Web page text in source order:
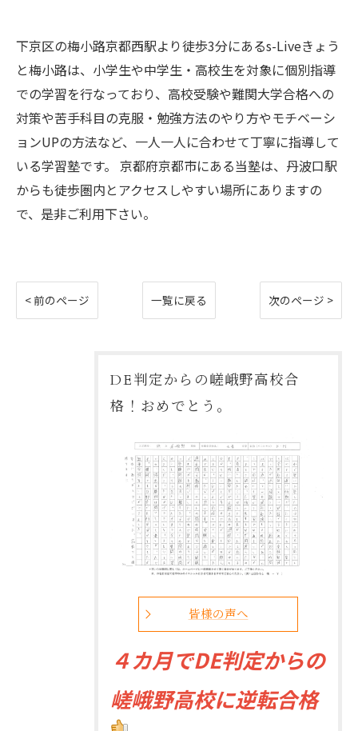
下京区の梅小路京都西駅より徒歩3分にあるs-Liveきょう
と梅小路は、小学生や中学生・高校生を対象に個別指導
での学習を行なっており、高校受験や難関大学合格への
対策や苦手科目の克服・勉強方法のやり方やモチベーシ
ョンUPの方法など、一人一人に合わせて丁寧に指導して
いる学習塾です。 京都府京都市にある当塾は、丹波口駅
からも徒歩圏内とアクセスしやすい場所にありますの
で、是非ご利用下さい。
< 前のページ 一覧に戻る 次のページ >
DE判定からの嵯峨野高校合
格！おめでとう。
皆様の声へ
４カ月でDE判定からの
嵯峨野高校に逆転合格